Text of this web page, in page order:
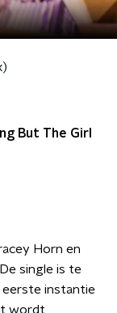
But The Girl
Horn en
single is te
eerste instantie
wordt